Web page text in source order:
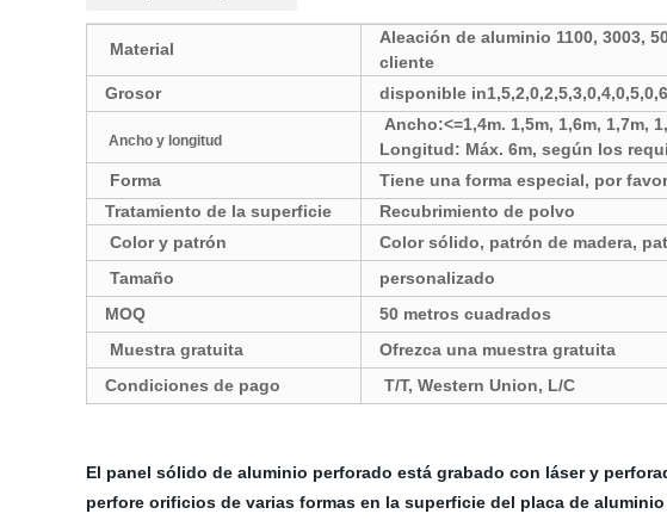
Material
Aleación de aluminio 1100, 3003,
cliente
Grosor
disponible
Ancho y longitud
Ancho:<=1,4m. 1,5m, 1,6m, 1,7m,
Longitud: Máx. 6m, según los
Forma
Tiene una forma especial, por
Tratamiento de la superficie
Recubrimiento de polvo
Color y patrón
Color sólido, patrón de madera,
Tamaño
personalizado
MOQ
50 metros cuadrados
Muestra gratuita
Ofrezca una muestra gratuita
Condiciones de pago
T/T, Western Union, L/C
El panel sólido de aluminio perforado está grabado con láser y
perfore orificios de varias formas en la superficie del placa de